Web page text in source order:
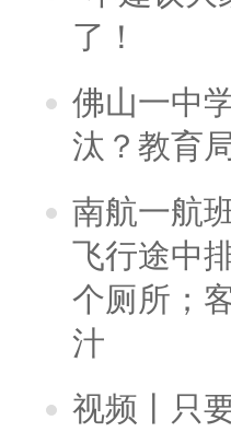
了！
佛山一中
汰？教育
南航一航
飞行途中
个厕所；
汁
视频丨只